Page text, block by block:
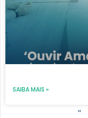
SAIBA MAIS »
«